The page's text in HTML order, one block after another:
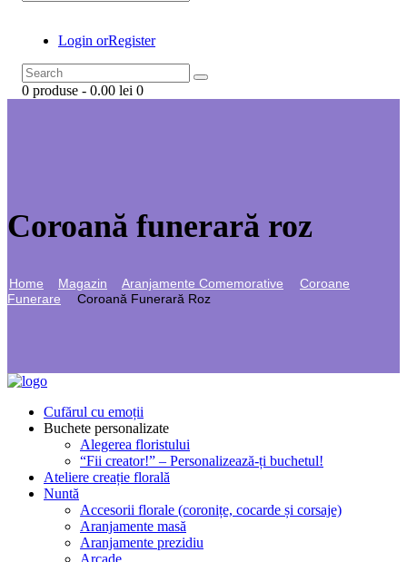
Login orRegister
0 produse - 0.00 lei 0
Coroană funerară roz
Home Magazin Aranjamente Comemorative
Coroane
Funerare
Coroană Funerară Roz
Cufărul cu emoții
Buchete personalizate
Alegerea floristului
“Fii creator!” – Personalizează-ți buchetul!
Ateliere creație florală
Nuntă
Accesorii florale (coronițe, cocarde și corsaje)
Aranjamente masă
Aranjamente prezidiu